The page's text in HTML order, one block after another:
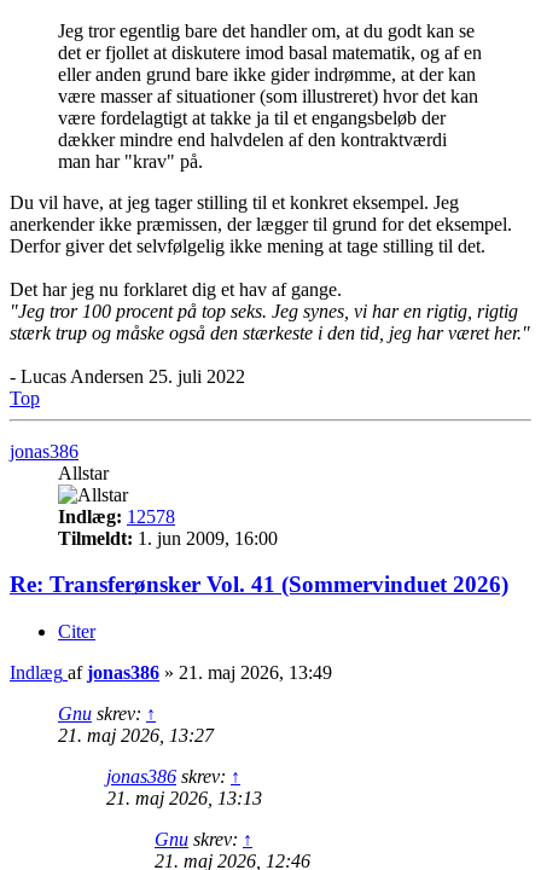
Jeg tror egentlig bare det handler om, at du godt kan se
det er fjollet at diskutere imod basal matematik, og af en
eller anden grund bare ikke gider indrømme, at der kan
være masser af situationer (som illustreret) hvor det kan
være fordelagtigt at takke ja til et engangsbeløb der
dækker mindre end halvdelen af den kontraktværdi
man har "krav" på.
Du vil have, at jeg tager stilling til et konkret eksempel. Jeg
anerkender ikke præmissen, der lægger til grund for det eksempel.
Derfor giver det selvfølgelig ikke mening at tage stilling til det.
Det har jeg nu forklaret dig et hav af gange.
"Jeg tror 100 procent på top seks. Jeg synes, vi har en rigtig, rigtig
stærk trup og måske også den stærkeste i den tid, jeg har været her."
- Lucas Andersen 25. juli 2022
Top
jonas386
Allstar
Indlæg: 12578
Tilmeldt: 1. jun 2009, 16:00
Re: Transferønsker Vol. 41 (Sommervinduet 2026)
Citer
Indlæg afjonas386 » 21. maj 2026, 13:49
Gnu skrev: ↑
21. maj 2026, 13:27
jonas386 skrev: ↑
21. maj 2026, 13:13
Gnu skrev: ↑
21. maj 2026, 12:46